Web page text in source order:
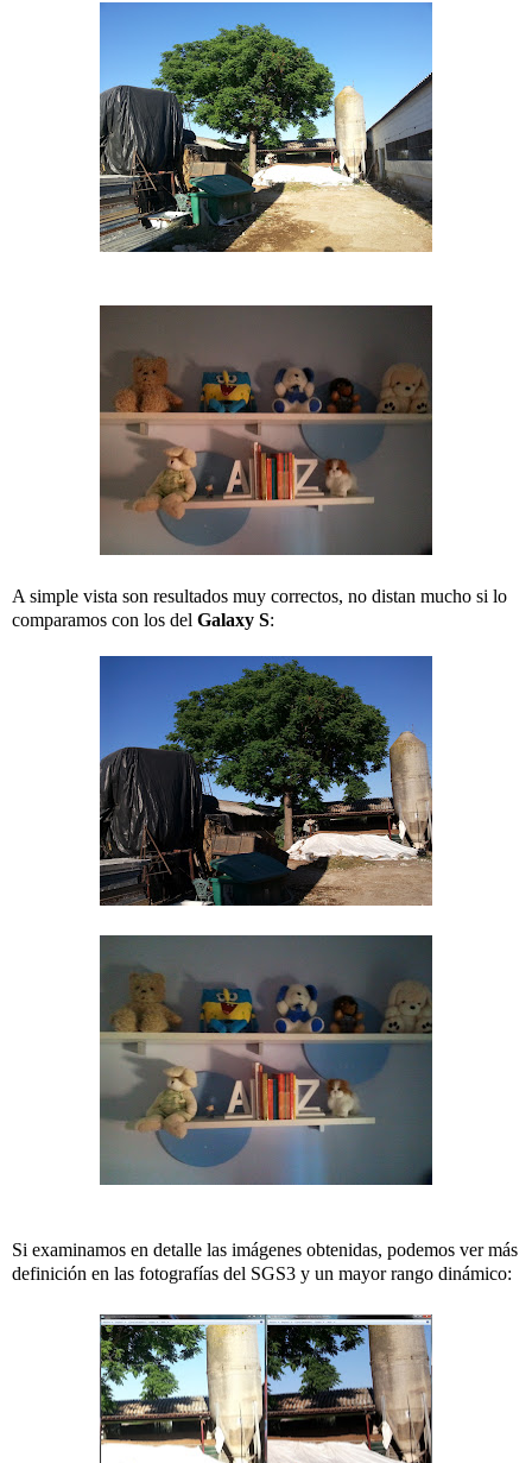
A simple vista son resultados muy correctos, no distan mucho si lo
comparamos con los del Galaxy S:
Si examinamos en detalle las imágenes obtenidas, podemos ver más
definición en las fotografías del SGS3 y un mayor rango dinámico: